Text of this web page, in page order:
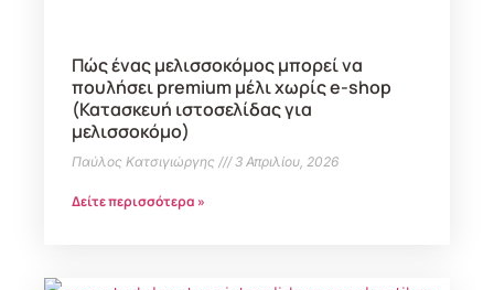
Πώς ένας μελισσοκόμος μπορεί να
πουλήσει premium μέλι χωρίς e-shop
(Κατασκευή ιστοσελίδας για
μελισσοκόμο)
Παύλος Κατσιγιώργης 3 Απριλίου, 2026
Δείτε περισσότερα »